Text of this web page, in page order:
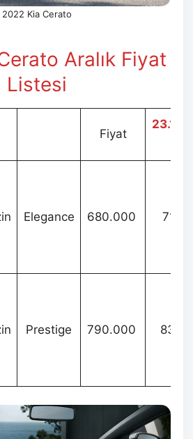
2022 Kia Cerato
Aralık Fiyat
Listesi
Fiyat
Elegance 680.000
Prestige 790.000